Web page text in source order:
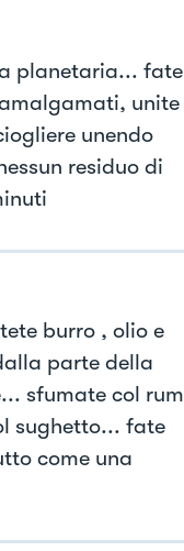
planetaria... fate
unite
unendo
residuo di
burro , olio e
parte della
sfumate col rum
sughetto... fate
come una